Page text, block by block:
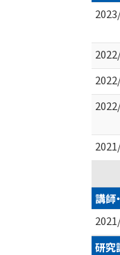
講師
研究